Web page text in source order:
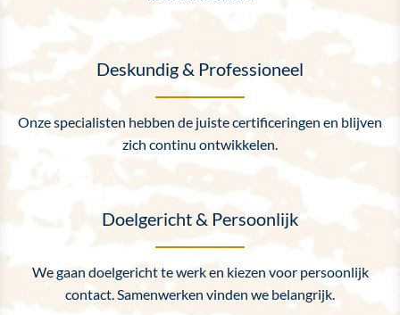
Deskundig & Professioneel
Onze specialisten hebben de juiste certificeringen en blijven
zich continu ontwikkelen.
Doelgericht & Persoonlijk
We gaan doelgericht te werk en kiezen voor persoonlijk
contact. Samenwerken vinden we belangrijk.